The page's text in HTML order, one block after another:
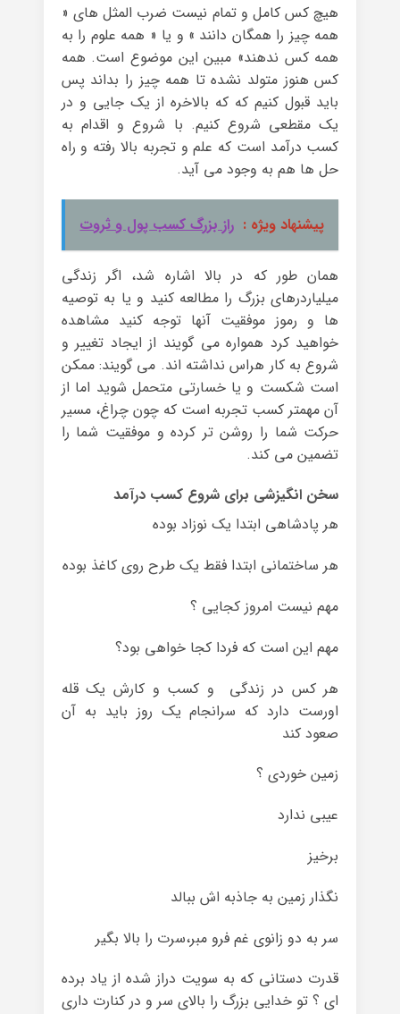
هیچ کس کامل و تمام نیست ضرب المثل های «
همه چیز را همگان دانند » و یا « همه علوم را به
همه کس ندهند» مبین این موضوع است. همه
کس هنوز متولد نشده تا همه چیز را بداند پس
باید قبول کنیم که که بالاخره از یک جایی و در
یک مقطعی شروع کنیم. با شروع و اقدام به
کسب درآمد است که علم و تجربه بالا رفته و راه
حل ها هم به وجود می آید.
پیشنهاد ویژه : راز بزرگ کسب پول و ثروت
همان طور که در بالا اشاره شد، اگر زندگی
میلیاردرهای بزرگ را مطالعه کنید و یا به توصیه
ها و رموز موفقیت آنها توجه کنید مشاهده
خواهید کرد همواره می گویند از ایجاد تغییر و
شروع به کار هراس نداشته اند. می گویند: ممکن
است شکست و یا خسارتی متحمل شوید اما از
آن مهمتر کسب تجربه است که چون چراغ، مسیر
حرکت شما را روشن تر کرده و موفقیت شما را
تضمین می کند.
سخن انگیزشی برای شروع کسب درآمد
هر پادشاهی ابتدا یک نوزاد بوده
هر ساختمانی ابتدا فقط یک طرح روی کاغذ بوده
مهم نیست امروز کجایی ؟
مهم این است که فردا کجا خواهی بود؟
هر کس در زندگی و کسب و کارش یک قله
اورست دارد که سرانجام یک روز باید به آن
صعود کند
زمین خوردی ؟
عیبی ندارد
برخیز
نگذار زمین به جاذبه اش ببالد
سر به دو زانوی غم فرو مبر،سرت را بالا بگیر
قدرت دستانی که به سویت دراز شده از یاد برده
ای ؟ تو خدایی بزرگ را بالای سر و در کنارت داری